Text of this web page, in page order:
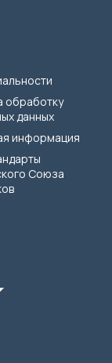
обработку
данных
информация
Союза